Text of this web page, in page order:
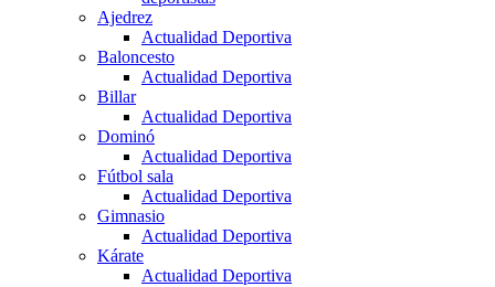
Ajedrez
Actualidad Deportiva
Baloncesto
Actualidad Deportiva
Billar
Actualidad Deportiva
Dominó
Actualidad Deportiva
Fútbol sala
Actualidad Deportiva
Gimnasio
Actualidad Deportiva
Kárate
Actualidad Deportiva